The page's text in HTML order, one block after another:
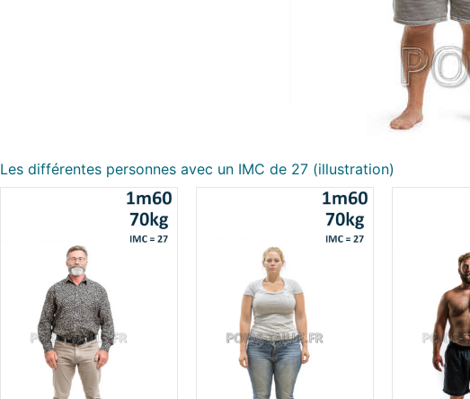
Les différentes personnes avec un IMC de 27 (illustration)